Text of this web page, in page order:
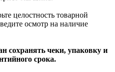
целостность товарной
осмотр на наличие
сохранять чеки, упаковку и
срока.